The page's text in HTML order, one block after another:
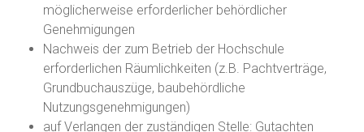
möglicherweise erforderlicher behördlicher
Genehmigungen
Nachweis der zum Betrieb der Hochschule
erforderlichen Räumlichkeiten (z.B. Pachtverträge,
Grundbuchauszüge, baubehördliche
Nutzungsgenehmigungen)
auf Verlangen der zuständigen Stelle: Gutachten